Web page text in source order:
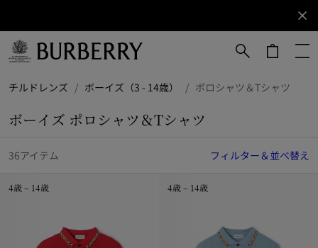
ニュ
ース
レタ
ご登
ださ
チルドレンズ / ボーイズ（3 - 14歳） / ポロシャツ＆Tシャツ
ボーイズ ポロシャツ＆Tシャツ
36アイテム フィルター＆並べ替え
4歳 – 14歳 4歳 – 14歳